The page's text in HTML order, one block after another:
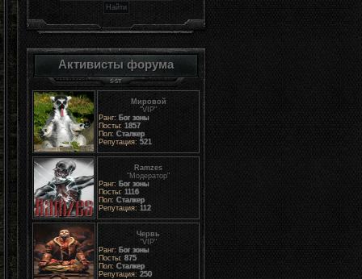
Активисты форума
Мировой
"VIP"
Ранг: Бог зоны
Посты: 1857
Пол: Сталкер
Репутация: 521
Ramzes
"Модератор"
Ранг: Бог зоны
Посты: 1116
Пол: Сталкер
Репутация: 112
Червь
"VIP"
Ранг: Бог зоны
Посты: 875
Пол: Сталкер
Репутация: 250